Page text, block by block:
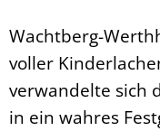
Wachtberg-
voller
verwandelte sich
in ein wahres